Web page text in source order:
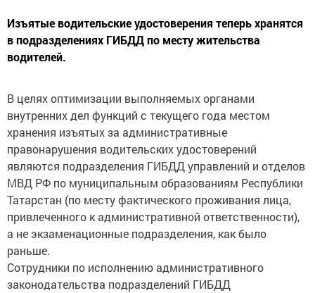
Изъятые водительские удостоверения теперь хранятся
в подразделениях ГИБДД по месту жительства
водителей.
В целях оптимизации выполняемых органами
внутренних дел функций с текущего года местом
хранения изъятых за административные
правонарушения водительских удостоверений
являются подразделения ГИБДД управлений и отделов
МВД РФ по муниципальным образованиям Республики
Татарстан (по месту фактического проживания лица,
привлеченного к административной ответственности),
а не экзаменационные подразделения, как было
раньше.
Сотрудники по исполнению административного
законодательства подразделений ГИБДД